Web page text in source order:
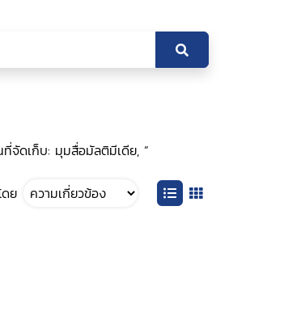
จัดเก็บ: มุมสื่อมัลติมีเดีย, ”
ดย